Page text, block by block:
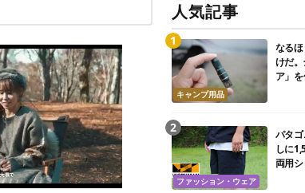
人気記事
キャンプ用品
なる
けだ
ア」
ファッション・ウェア
パタ
しに
両用